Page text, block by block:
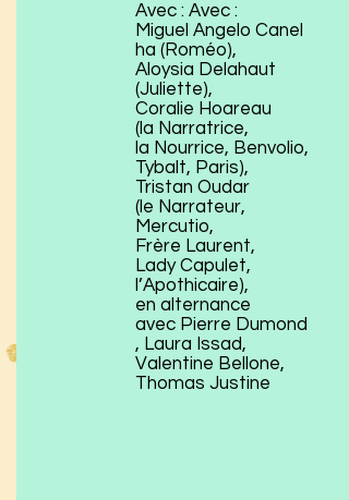
Avec : Avec :
Miguel Angelo Canel
ha (Roméo),
Aloysia Delahaut
(Juliette),
Coralie Hoareau
(la Narratrice,
la Nourrice, Benvolio,
Tybalt, Paris),
Tristan Oudar
(le Narrateur,
Mercutio,
Frère Laurent,
Lady Capulet,
l’Apothicaire),
en alternance
avec Pierre Dumond
, Laura Issad,
Valentine Bellone,
Thomas Justine